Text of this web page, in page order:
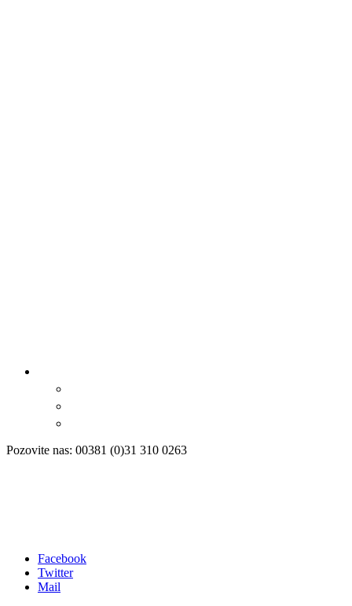
Pozovite nas: 00381 (0)31 310 0263
Facebook
Twitter
Mail